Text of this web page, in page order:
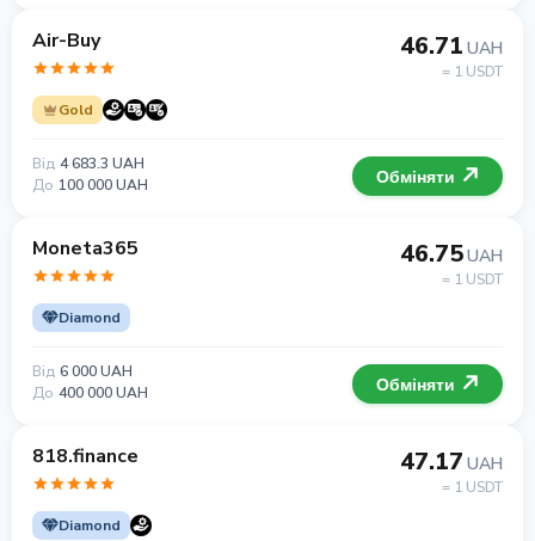
Air-Buy
Gold
46.71 UAH
= 1 USDT
Від 4 683.3 UAH
До 100 000 UAH Обміняти
Moneta365
Diamond
46.75UAH
= 1 USDT
Від 6 000 UAH
До 400 000 UAH Обміняти
818.finance
Diamond
47.17 UAH
= 1 USDT